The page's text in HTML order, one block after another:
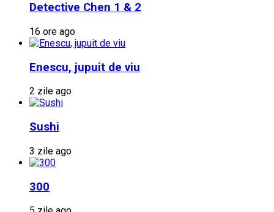
Detective Chen 1 & 2
16 ore ago
Enescu, jupuit de viu
2 zile ago
Sushi
3 zile ago
300